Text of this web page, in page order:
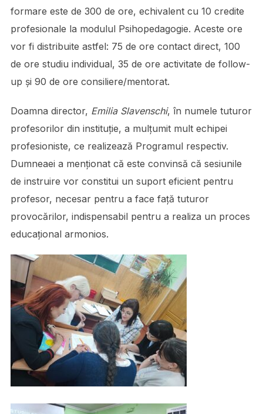
formare este de 300 de ore, echivalent cu 10 credite
profesionale la modulul Psihopedagogie. Aceste ore
vor fi distribuite astfel: 75 de ore contact direct, 100
de ore studiu individual, 35 de ore activitate de follow-
up și 90 de ore consiliere/mentorat.
Doamna director, Emilia Slavenschi, în numele tuturor
profesorilor din instituție, a mulțumit mult echipei
profesioniste, ce realizează Programul respectiv.
Dumneaei a menționat că este convinsă că sesiunile
de instruire vor constitui un suport eficient pentru
profesor, necesar pentru a face față tuturor
provocărilor, indispensabil pentru a realiza un proces
educațional armonios.